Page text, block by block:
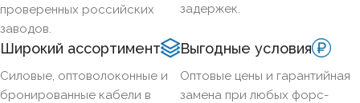
ОГНЕСТОЙКИЙ
НАЛИЧИЕ ЭКРАНА
проверенных российских
заводов.
задержек.
Широкий ассортимент
Силовые, оптоволоконные и
бронированные кабели в
Выгодные условия
Оптовые цены и гарантийная
замена при любых форс-